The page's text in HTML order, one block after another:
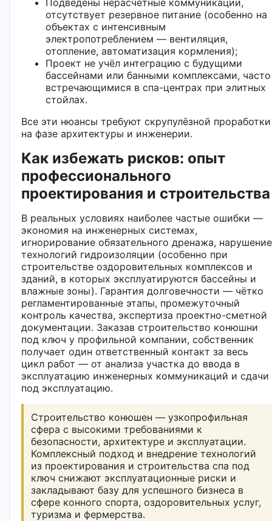
отсутствует резервное питание (особенно на
объектах с интенсивным
электропотреблением — вентиляция,
отопление, автоматизация кормления);
Проект не учёл интеграцию с будущими
бассейнами или банными комплексами, часто
встречающимися в спа-центрах при элитных
стойлах.
Все эти нюансы требуют скрупулёзной проработки
на фазе архитектуры и инженерии.
Как избежать рисков: опыт
профессионального
проектирования и строительства
В реальных условиях наиболее частые ошибки —
экономия на инженерных системах,
игнорирование обязательного дренажа, нарушение
технологий гидроизоляции (особенно при
строительстве оздоровительных комплексов и
зданий, в которых эксплуатируются бассейны и
влажные зоны). Гарантия долговечности — чётко
регламентированные этапы, промежуточный
контроль качества, экспертиза проектно-сметной
документации. Заказав строительство конюшни
под ключ у профильной компании, собственник
получает один ответственный контакт за весь
цикл работ — от анализа участка до ввода в
эксплуатацию инженерных коммуникаций и сдачи
под эксплуатацию.
Строительство конюшен — узкопрофильная
сфера с высокими требованиями к
безопасности, архитектуре и эксплуатации.
Комплексный подход и внедрение технологий
из проектирования и строительства спа под
ключ снижают эксплуатационные риски и
закладывают базу для успешного бизнеса в
сфере конного спорта, оздоровительных услуг,
туризма и фермерства.